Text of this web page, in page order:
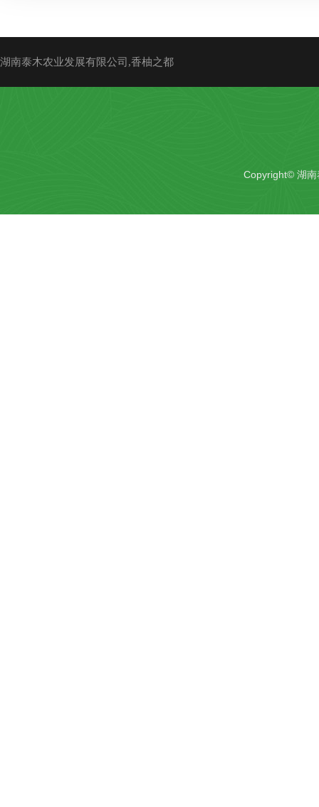
湖南泰木农业发展有限公司,香柚之都
Copyright© 湖南